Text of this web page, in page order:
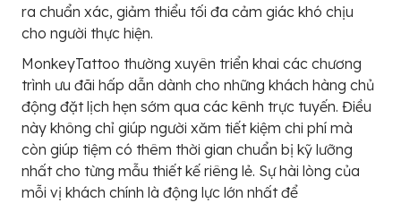
ra chuẩn xác, giảm thiểu tối đa cảm giác khó chịu
cho người thực hiện.
MonkeyTattoo thường xuyên triển khai các chương
trình ưu đãi hấp dẫn dành cho những khách hàng chủ
động đặt lịch hẹn sớm qua các kênh trực tuyến. Điều
này không chỉ giúp người xăm tiết kiệm chi phí mà
còn giúp tiệm có thêm thời gian chuẩn bị kỹ lưỡng
nhất cho từng mẫu thiết kế riêng lẻ. Sự hài lòng của
mỗi vị khách chính là động lực lớn nhất để